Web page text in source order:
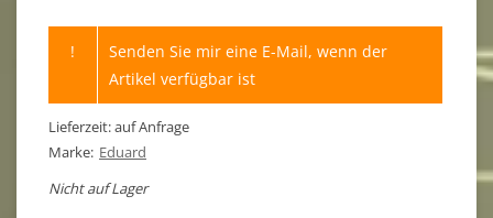
!
Senden Sie mir eine E-Mail, wenn der
Artikel verfügbar ist
Lieferzeit: auf Anfrage
Marke: Eduard
Nicht auf Lager